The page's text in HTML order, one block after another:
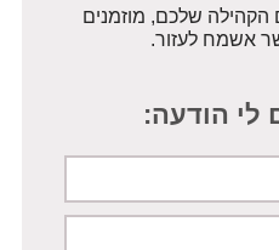
שלכם, מוזמנים
אשמח לעזור.
לי הודעה: